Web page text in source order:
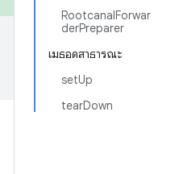
RootcanalForwar
derPreparer
เมธอดสาธารณะ
setUp
tearDown